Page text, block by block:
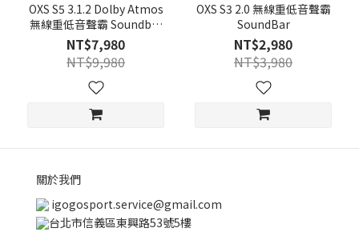
OXS S5 3.1.2 Dolby Atmos
無線重低音聲霸 Soundbar
家庭劇院
NT$7,980
NT$9,980
OXS S3 2.0 無線重低音聲霸
SoundBar
NT$2,980
NT$3,980
關於我們
igogosport.service@gmail.com
台北市信義區東興路53號5樓